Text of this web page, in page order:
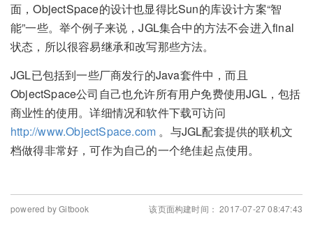
面，ObjectSpace的设计也显得比Sun的库设计方案“智
能”一些。举个例子来说，JGL集合中的方法不会进入final
状态，所以很容易继承和改写那些方法。
JGL已包括到一些厂商发行的Java套件中，而且
ObjectSpace公司自己也允许所有用户免费使用JGL，包括
商业性的使用。详细情况和软件下载可访问
http://www.ObjectSpace.com 。与JGL配套提供的联机文
档做得非常好，可作为自己的一个绝佳起点使用。
powered by Gitbook 该页面构建时间： 2017-07-27 08:47:43